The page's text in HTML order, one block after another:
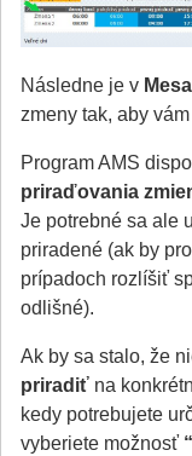
Následne je v
zmeny tak, aby
Program AMS
priraďovania
Je potrebné sa ale
priradené (ak by
prípadoch rozlíšiť
odlišné).
Ak by sa stalo, že
priradiť na
kedy potrebujete
vyberiete možnosť